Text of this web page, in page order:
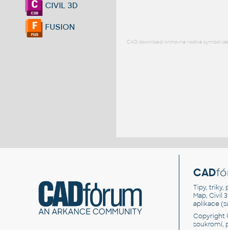
CIVIL 3D
FUSION
CAD download: knihovna rodina symbol
CAD
Tipy, triky,
Map, Civil
aplikace
Copyright
soukromí,